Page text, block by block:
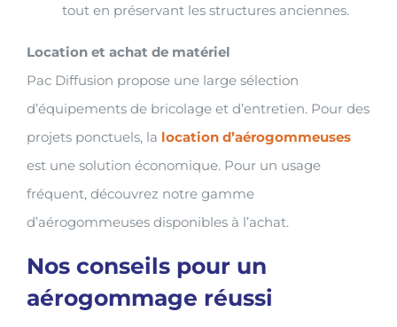
tout en préservant les structures anciennes.
Location et achat de matériel
Pac Diffusion propose une large sélection
d’équipements de bricolage et d’entretien. Pour des
projets ponctuels, la location d’aérogommeuses
est une solution économique. Pour un usage
fréquent, découvrez notre gamme
d’aérogommeuses disponibles à l’achat.
Nos conseils pour un
aérogommage réussi